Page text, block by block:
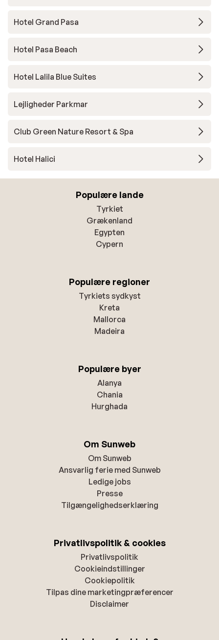
Hotel Grand Pasa
Hotel Pasa Beach
Hotel Lalila Blue Suites
Lejligheder Parkmar
Club Green Nature Resort & Spa
Hotel Halici
Populære lande
Tyrkiet
Grækenland
Egypten
Cypern
Populære regioner
Tyrkiets sydkyst
Kreta
Mallorca
Madeira
Populære byer
Alanya
Chania
Hurghada
Om Sunweb
Om Sunweb
Ansvarlig ferie med Sunweb
Ledige jobs
Presse
Tilgængelighedserklæring
Privatlivspolitik & cookies
Privatlivspolitik
Cookieindstillinger
Cookiepolitik
Tilpas dine marketingpræferencer
Disclaimer